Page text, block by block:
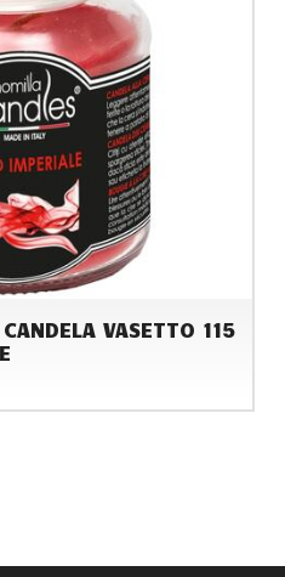
VASETTO 115